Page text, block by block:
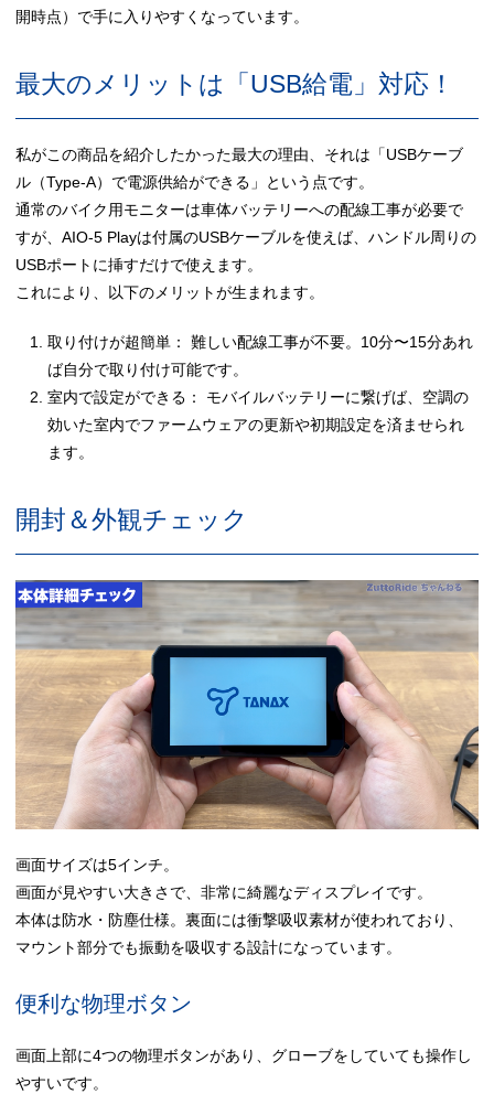
開時点）で手に入りやすくなっています。
最大のメリットは「USB給電」対応！
私がこの商品を紹介したかった最大の理由、それは「USBケーブ
ル（Type-A）で電源供給ができる」という点です。
通常のバイク用モニターは車体バッテリーへの配線工事が必要で
すが、AIO-5 Playは付属のUSBケーブルを使えば、ハンドル周りの
USBポートに挿すだけで使えます。
これにより、以下のメリットが生まれます。
取り付けが超簡単： 難しい配線工事が不要。10分〜15分あれ
ば自分で取り付け可能です。
室内で設定ができる： モバイルバッテリーに繋げば、空調の
効いた室内でファームウェアの更新や初期設定を済ませられ
ます。
開封＆外観チェック
画面サイズは5インチ。
画面が見やすい大きさで、非常に綺麗なディスプレイです。
本体は防水・防塵仕様。裏面には衝撃吸収素材が使われており、
マウント部分でも振動を吸収する設計になっています。
便利な物理ボタン
画面上部に4つの物理ボタンがあり、グローブをしていても操作し
やすいです。